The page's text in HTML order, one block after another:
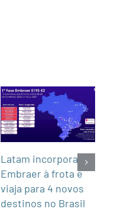
Latam incorpora
Embraer à frota e
viaja para 4 novos
destinos no Brasil